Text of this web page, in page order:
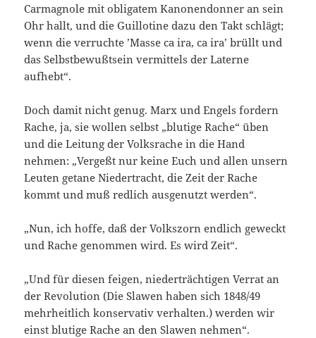
Carmagnole mit obligatem Kanonendonner an sein
Ohr hallt, und die Guillotine dazu den Takt schlägt;
wenn die verruchte ’Masse ca ira, ca ira’ brüllt und
das Selbstbewußtsein vermittels der Laterne
aufhebt“.
Doch damit nicht genug. Marx und Engels fordern
Rache, ja, sie wollen selbst „blutige Rache“ üben
und die Leitung der Volksrache in die Hand
nehmen: „Vergeßt nur keine Euch und allen unsern
Leuten getane Niedertracht, die Zeit der Rache
kommt und muß redlich ausgenutzt werden“.
„Nun, ich hoffe, daß der Volkszorn endlich geweckt
und Rache genommen wird. Es wird Zeit“.
„Und für diesen feigen, niederträchtigen Verrat an
der Revolution (Die Slawen haben sich 1848/49
mehrheitlich konservativ verhalten.) werden wir
einst blutige Rache an den Slawen nehmen“.